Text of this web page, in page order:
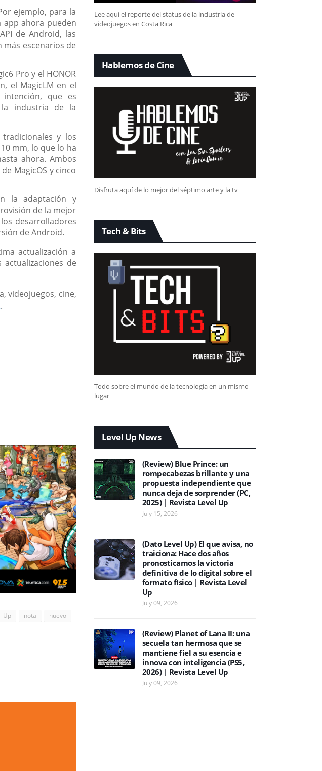
ejemplo, para la
app ahora pueden
de Android, las
escenarios de
Pro y el HONOR
el MagicLM en el
que es
la industria de la
tradicionales y los
mm, lo que lo ha
ahora. Ambos
MagicOS y cinco
la adaptación y
de la mejor
desarrolladores
de Android.
actualización a
de
videojuegos, cine,
.
Up nota
nuevo
Lee aquí el reporte del status de la industria de
videojuegos en Costa Rica
Hablemos de Cine
Disfruta aquí de lo mejor del séptimo arte y la tv
Tech & Bits
Todo sobre el mundo de la tecnología en un mismo
lugar
Level Up News
(Review) Blue Prince: un
rompecabezas brillante y una
propuesta independiente que
nunca deja de sorprender (PC,
2025) | Revista Level Up
July 15, 2026
(Dato Level Up) El que avisa, no
traiciona: Hace dos años
pronosticamos la victoria
definitiva de lo digital sobre el
formato físico | Revista Level
Up
July 09, 2026
(Review) Planet of Lana II: una
secuela tan hermosa que se
mantiene fiel a su esencia e
innova con inteligencia (PS5,
2026) | Revista Level Up
July 09, 2026